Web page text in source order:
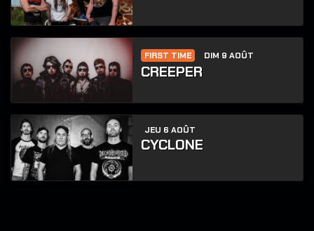
FIRST TIME DIM 9 AOÛT
CREEPER
JEU 6 AOÛT
CYCLONE